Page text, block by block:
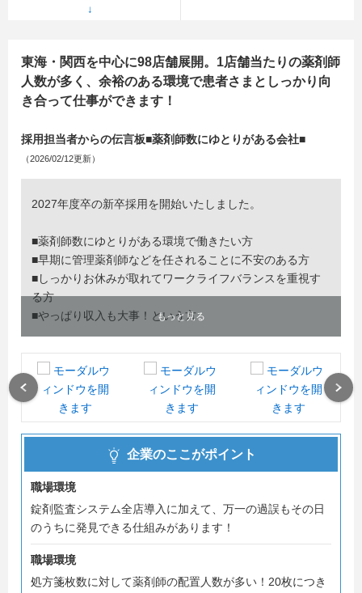
東海・関西を中心に98店舗展開。1店舗当たりの薬剤師
人数が多く、余裕のある環境で患者さまとしっかり向
き合って仕事ができます！
採用担当者からの伝言板■薬剤師数にゆとりがある会社■
（2026/02/12更新）
2027年度卒の新卒採用を開始いたしました。
■薬剤師数にゆとりがある環境で働きたい方
■早期に管理薬剤師などを任されることに不安のある方
■しっかりお休みが取れてワークライフバランスを重視す
る方
■やっぱり収入も大事！という方
メディカル一光は処方箋枚数に対する薬剤師の配置人数が
多く、患者様一人ひとりとしっかり関わることができま
す。
患者様対応を通したスキルアップができることはもちろ
早期に管理薬剤師や一人薬剤師を任せることもありません
ので、自身の実力に合わせて着実に成長できます。
その他、完全週休2日制（年間休日123～125日）でどの店
29万円～37万円と待遇面も手厚くワークライフバランをし
っかり確保できます！
もっと見る
企業のここがポイント
職場環境
錠剤監査システム全店導入に加えて、万一の過誤もその日
のうちに発見できる仕組みがあります！
職場環境
処方箋枚数に対して薬剤師の配置人数が多い！20枚につき